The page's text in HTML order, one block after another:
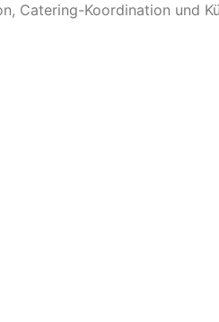
Catering-Koordination und